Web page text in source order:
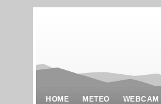
HOME METEO WEBCAM